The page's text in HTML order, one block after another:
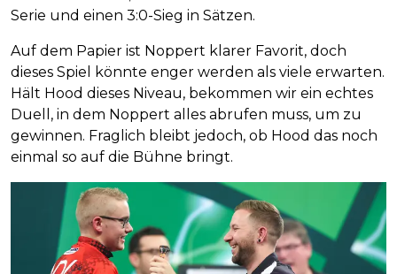
Serie und einen 3:0-Sieg in Sätzen.
Auf dem Papier ist Noppert klarer Favorit, doch
dieses Spiel könnte enger werden als viele erwarten.
Hält Hood dieses Niveau, bekommen wir ein echtes
Duell, in dem Noppert alles abrufen muss, um zu
gewinnen. Fraglich bleibt jedoch, ob Hood das noch
einmal so auf die Bühne bringt.